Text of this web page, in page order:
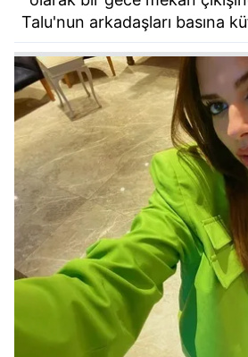
Talu'nun arkadaşları basına